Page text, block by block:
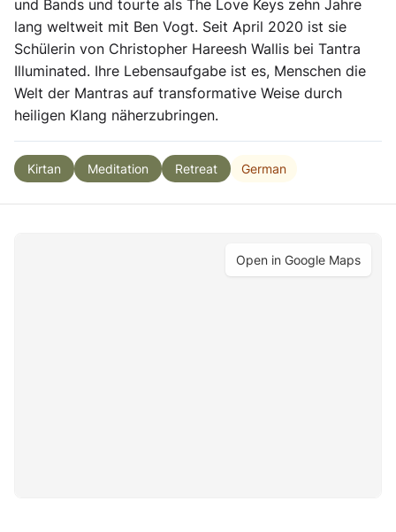
und Bands und tourte als The Love Keys zehn Jahre
lang weltweit mit Ben Vogt. Seit April 2020 ist sie
Schülerin von Christopher Hareesh Wallis bei Tantra
Illuminated. Ihre Lebensaufgabe ist es, Menschen die
Welt der Mantras auf transformative Weise durch
heiligen Klang näherzubringen.
Kirtan Meditation Retreat German
Open in Google Maps